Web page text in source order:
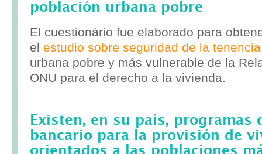
población urbana pobre
El cuestionário fue elaborado para
el estudio sobre seguridad de la tenencia
urbana pobre y más vulnerable de la
ONU para el derecho a la vivienda.
Existen, en su país, programas
bancario para la provisión de
orientados a las poblaciones